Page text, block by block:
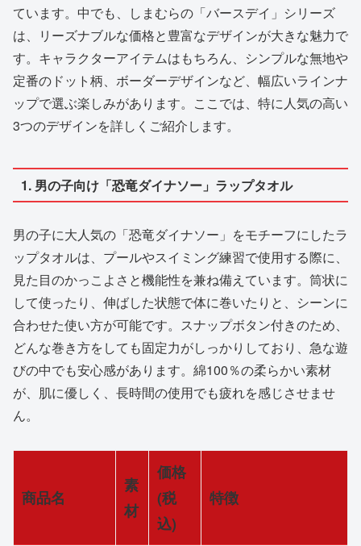
ています。中でも、しまむらの「バースデイ」シリーズ
は、リーズナブルな価格と豊富なデザインが大きな魅力で
す。キャラクターアイテムはもちろん、シンプルな無地や
定番のドット柄、ボーダーデザインなど、幅広いラインナ
ップで選ぶ楽しみがあります。ここでは、特に人気の高い
3つのデザインを詳しくご紹介します。
1. 男の子向け「恐竜ダイナソー」ラップタオル
男の子に大人気の「恐竜ダイナソー」をモチーフにしたラ
ップタオルは、プールやスイミング練習で使用する際に、
見た目のかっこよさと機能性を兼ね備えています。筒状に
して使ったり、伸ばした状態で体に巻いたりと、シーンに
合わせた使い方が可能です。スナップボタン付きのため、
どんな巻き方をしても固定力がしっかりしており、急な遊
びの中でも安心感があります。綿100％の柔らかい素材
が、肌に優しく、長時間の使用でも疲れを感じさせませ
ん。
商品名
素
材
価格
(税
込)
特徴